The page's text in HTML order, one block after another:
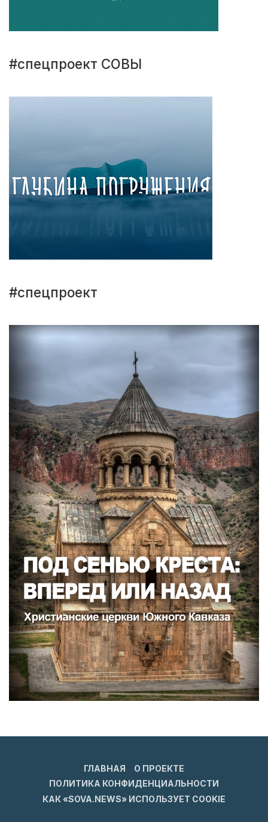
#спецпроект СОВЫ
#спецпроект
ГЛАВНАЯ
О ПРОЕКТЕ
ПОЛИТИКА КОНФИДЕНЦИАЛЬНОСТИ
КАК «SOVA.NEWS» ИСПОЛЬЗУЕТ COOKIE